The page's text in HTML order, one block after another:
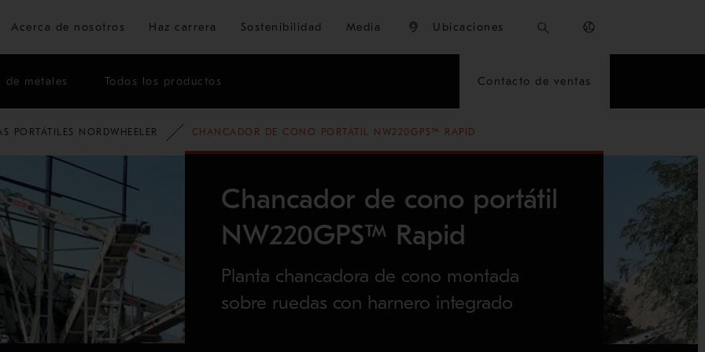
Ir al contenido principal
Acerca de nosotros Haz carrera Sostenibilidad Media Ubicaciones
de metales Todos los productos Contacto de ventas
PORTÁTILES NORDWHEELER CHANCADOR DE CONO PORTÁTIL NW220GPS™ RAPID
Chancador de cono portátil
NW220GPS™ Rapid
Planta chancadora de cono montada
sobre ruedas con harnero integrado